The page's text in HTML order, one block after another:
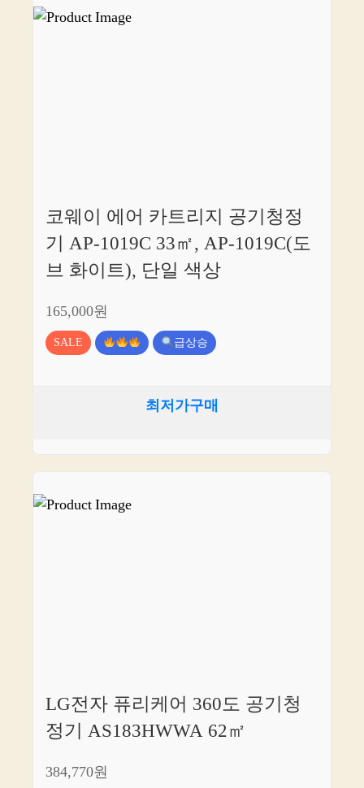
코웨이 에어 카트리지 공기청정
기 AP-1019C 33㎡, AP-1019C(도
브 화이트), 단일 색상
165,000원
SALE 급상승
최저가구매
LG전자 퓨리케어 360도 공기청
정기 AS183HWWA 62㎡
384,770원